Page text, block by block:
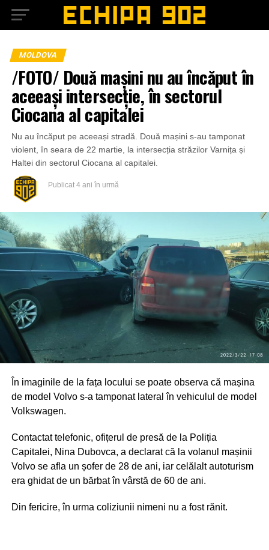
MOLDOVA
/FOTO/ Două mașini nu au încăput în
aceeași intersecție, în sectorul
Ciocana al capitalei
Nu au încăput pe aceeași stradă. Două mașini s-au tamponat
violent, în seara de 22 martie, la intersecția străzilor Varnița și
Haltei din sectorul Ciocana al capitalei.
Publicat 4 ani în urmă
În imaginile de la fața locului se poate observa că mașina
de model Volvo s-a tamponat lateral în vehiculul de model
Volkswagen.
Contactat telefonic, ofițerul de presă de la Poliția
Capitalei, Nina Dubovca, a declarat că la volanul mașinii
Volvo se afla un șofer de 28 de ani, iar celălalt autoturism
era ghidat de un bărbat în vârstă de 60 de ani.
Din fericire, în urma coliziunii nimeni nu a fost rănit.